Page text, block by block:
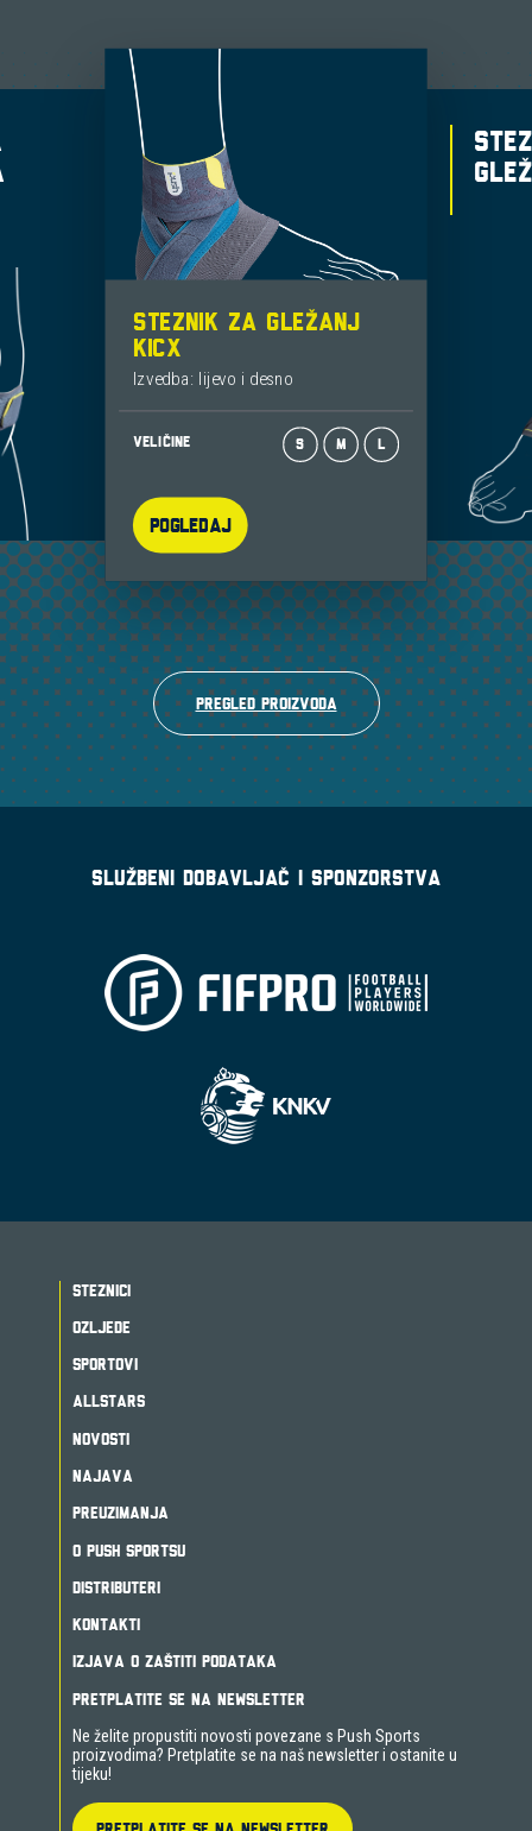
STEZNIK ZA GLEŽANJ
KICX
Izvedba: lijevo i desno
VELIČINE S M L
Pogledaj
Pregled proizvoda
SLUŽBENI DOBAVLJAČ I SPONZORSTVA
STEZNICI
OZLJEDE
SPORTOVI
ALLSTARS
NOVOSTI
NAJAVA
PREUZIMANJA
O PUSH SPORTSU
DISTRIBUTERI
KONTAKTI
IZJAVA O ZAŠTITI PODATAKA
PRETPLATITE SE NA NEWSLETTER
Ne želite propustiti novosti povezane s Push Sports
proizvodima? Pretplatite se na naš newsletter i ostanite u
tijeku!